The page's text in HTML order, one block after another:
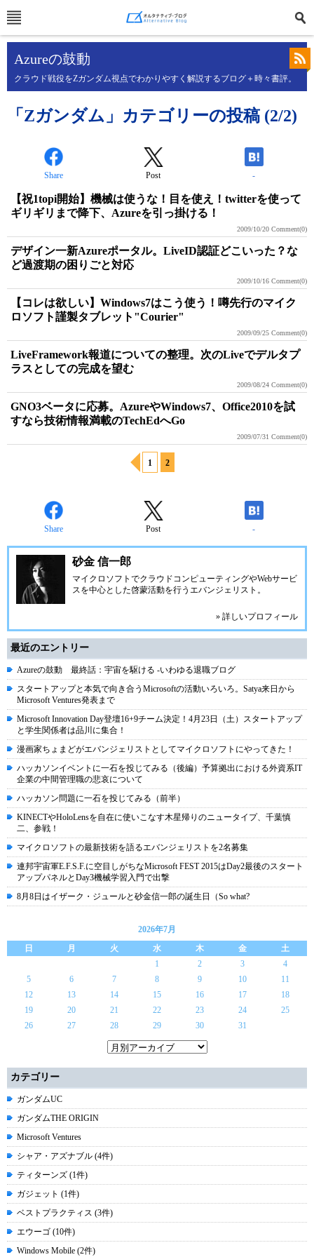
Azureの鼓動
クラウド戦役をZガンダム視点でわかりやすく解説するブログ＋時々書評。
「Zガンダム」カテゴリーの投稿 (2/2)
Share Post -
【祝1topi開始】機械は使うな！目を使え！twitterを使って
ギリギリまで降下、Azureを引っ掛ける！
2009/10/20 Comment(0)
デザイン一新Azureポータル。LiveID認証どこいった？な
ど過渡期の困りごと対応
2009/10/16 Comment(0)
【コレは欲しい】Windows7はこう使う！噂先行のマイク
ロソフト謹製タブレット"Courier"
2009/09/25 Comment(0)
LiveFramework報道についての整理。次のLiveでデルタプ
ラスとしての完成を望む
2009/08/24 Comment(0)
GNO3ベータに応募。AzureやWindows7、Office2010を試
すなら技術情報満載のTechEdへGo
2009/07/31 Comment(0)
1 2
Share Post -
砂金 信一郎
マイクロソフトでクラウドコンピューティングやWebサービ
スを中心とした啓蒙活動を行うエバンジェリスト。
» 詳しいプロフィール
最近のエントリー
Azureの鼓動 最終話：宇宙を駆ける -いわゆる退職ブログ
スタートアップと本気で向き合うMicrosoftの活動いろいろ。Satya来日から
Microsoft Ventures発表まで
Microsoft Innovation Day登壇16+9チーム決定！4月23日（土）スタートアップ
と学生関係者は品川に集合！
漫画家ちょまどがエバンジェリストとしてマイクロソフトにやってきた！
ハッカソンイベントに一石を投じてみる（後編）予算拠出における外資系IT
企業の中間管理職の悲哀について
ハッカソン問題に一石を投じてみる（前半）
KINECTやHoloLensを自在に使いこなす木星帰りのニュータイプ、千葉慎
二、参戦！
マイクロソフトの最新技術を語るエバンジェリストを2名募集
連邦宇宙軍E.F.S.F.に空目しがちなMicrosoft FEST 2015はDay2最後のスタート
アップパネルとDay3機械学習入門で出撃
8月8日はイザーク・ジュールと砂金信一郎の誕生日（So what?
2026年7月
日
月 火 水 木 金
土
1
2 3
4
5
6 7 8 9 10
11
12
13 14 15 16 17
18
19
20 21 22 23 24
25
26
27 28 29 30 31
カテゴリー
ガンダムUC
ガンダムTHE ORIGIN
Microsoft Ventures
シャア・アズナブル (4件)
ティターンズ (1件)
ガジェット (1件)
ベストプラクティス (3件)
エウーゴ (10件)
Windows Mobile (2件)